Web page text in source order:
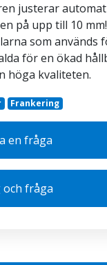
justerar
på upp till 10
som används
för en ökad
höga kvaliteten.
Frankering
en fråga
och fråga